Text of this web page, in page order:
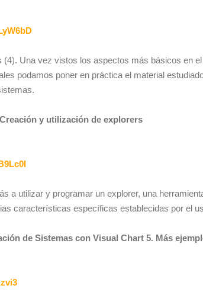
(4). Una vez vistos los aspectos más básicos en
podamos poner en práctica el material
y utilización de explorers
a utilizar y programar un explorer, una
características específicas establecidas por el
de Sistemas con Visual Chart 5. Más